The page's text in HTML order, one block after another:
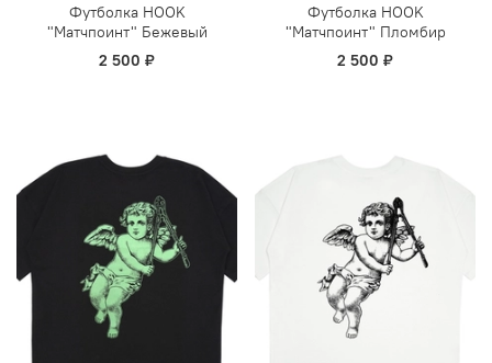
Футболка HOOK
"Матчпоинт" Бежевый
2 500 ₽
Футболка HOOK
"Матчпоинт" Пломбир
2 500 ₽